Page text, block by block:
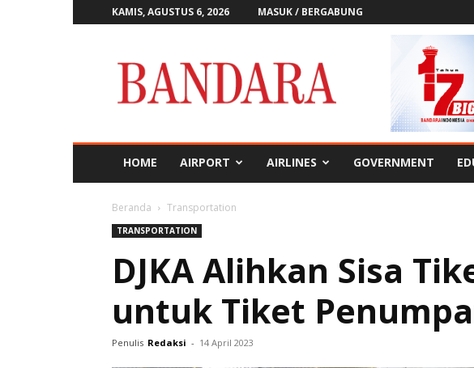
KAMIS, AGUSTUS 6, 2026 MASUK / BERGABUNG
Bandara
HOME AIRPORT AIRLINES GOVERNMENT
Beranda Transportation
TRANSPORTATION
DJKA Alihkan Sisa
untuk Tiket
Penulis Redaksi - 14 April 2023